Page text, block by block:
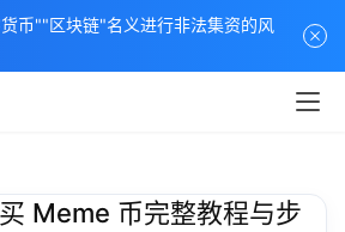
Meme 币完整教程与步
币""区块链"名义进行非法集资的风